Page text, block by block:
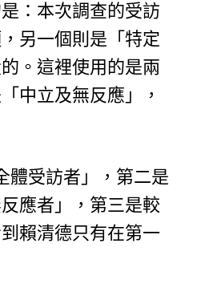
：本次調查的受訪
另一個則是「特定
。這裡使用的是兩
中立及無反應」，
體受訪者」，第二是
應者」，第三是較
賴清德只有在第一